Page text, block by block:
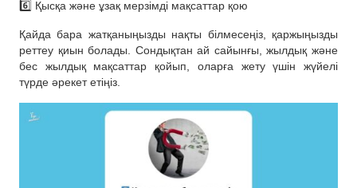
6️⃣ Қысқа және ұзақ мерзімді мақсаттар қою
Қайда бара жатқаныңызды нақты білмесеңіз, қаржыңызды
реттеу қиын болады. Сондықтан ай сайынғы, жылдық және
бес жылдық мақсаттар қойып, оларға жету үшін жүйелі
түрде әрекет етіңіз.